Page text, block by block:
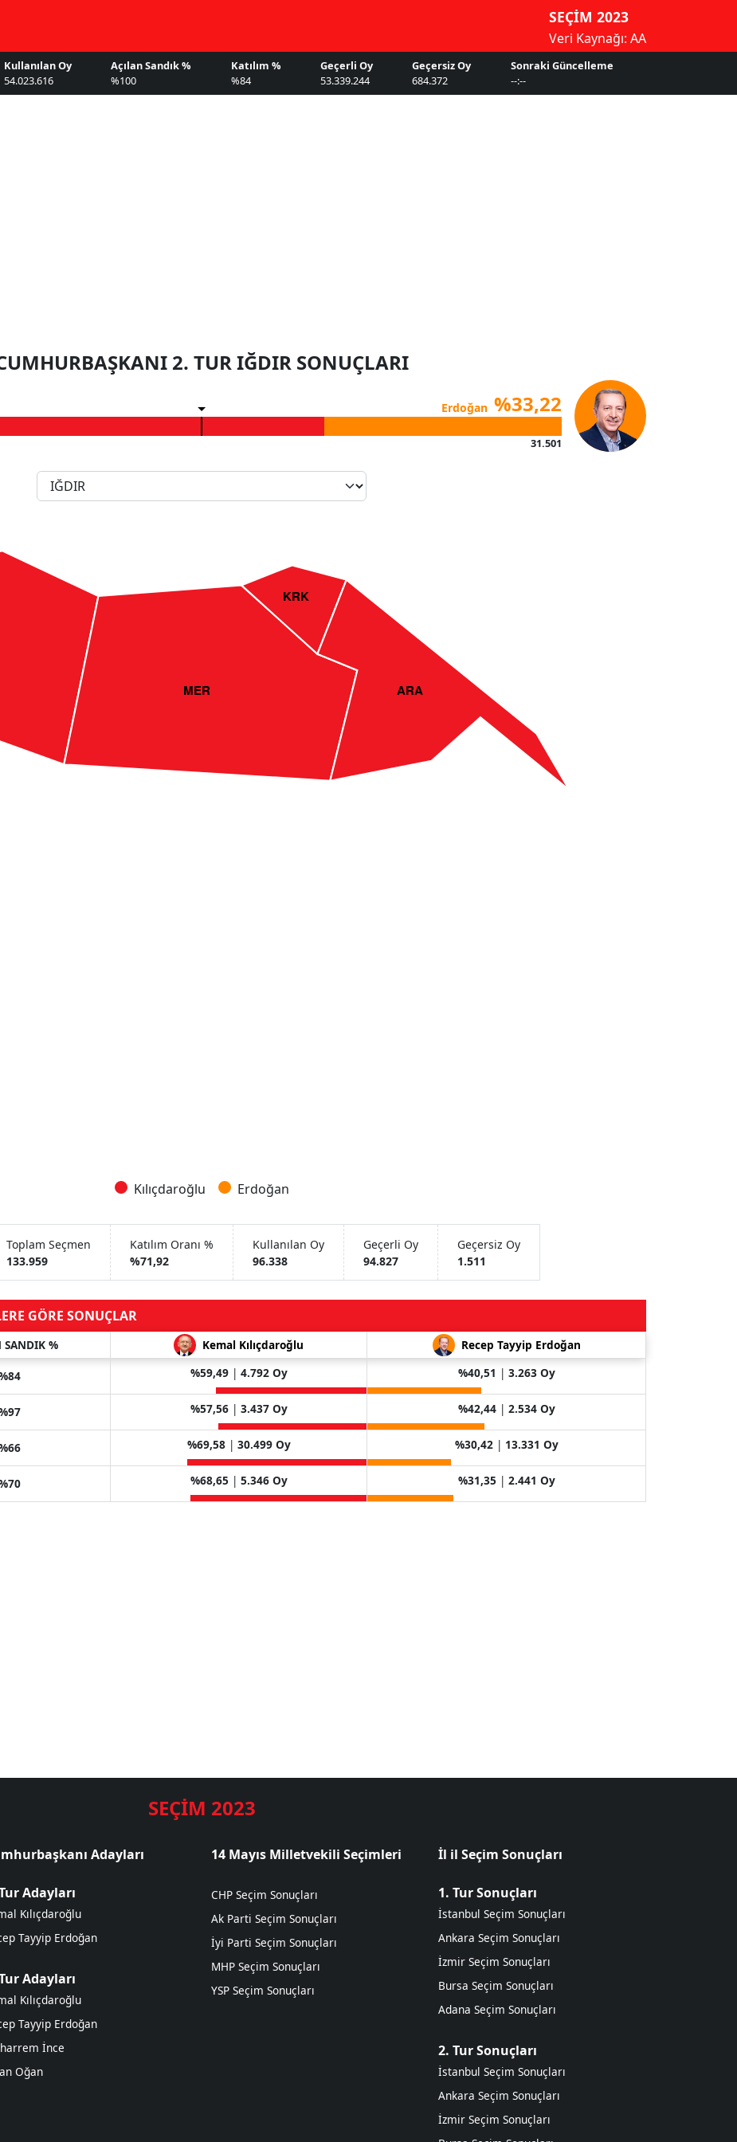
SEÇİM 2023
Veri Kaynağı: AA
Kullanılan Oy
54.023.616
Açılan Sandık %
%100
Katılım %
%84
Geçerli Oy
53.339.244
Geçersiz Oy
684.372
Sonraki Güncelleme
--:--
2. TUR IĞDIR SONUÇLARI
Erdoğan %33,22
31.501
MER
KRK
ARA
Kılıçdaroğlu Erdoğan
Toplam Seçmen
133.959
Katılım Oranı %
%71,92
Kullanılan Oy
96.338
Geçerli Oy
94.827
Geçersiz Oy
1.511
GÖRE SONUÇLAR
SANDIK % Kemal Kılıçdaroğlu Recep Tayyip Erdoğan
%59,49| 4.792 Oy %40,51 | 3.263 Oy
%57,56| 3.437 Oy %42,44| 2.534 Oy
%69,58| 30.499 Oy %30,42| 13.331 Oy
%68,65| 5.346 Oy %31,35| 2.441 Oy
SEÇİM 2023
Adayları
Adayları
Kılıçdaroğlu
Tayyip Erdoğan
Adayları
Kılıçdaroğlu
Tayyip Erdoğan
İnce
Oğan
14 Mayıs Milletvekili Seçimleri
CHP Seçim Sonuçları
Ak Parti Seçim Sonuçları
İyi Parti Seçim Sonuçları
MHP Seçim Sonuçları
YSP Seçim Sonuçları
İl il Seçim Sonuçları
1. Tur Sonuçları
İstanbul Seçim Sonuçları
Ankara Seçim Sonuçları
İzmir Seçim Sonuçları
Bursa Seçim Sonuçları
Adana Seçim Sonuçları
2. Tur Sonuçları
İstanbul Seçim Sonuçları
Ankara Seçim Sonuçları
İzmir Seçim Sonuçları